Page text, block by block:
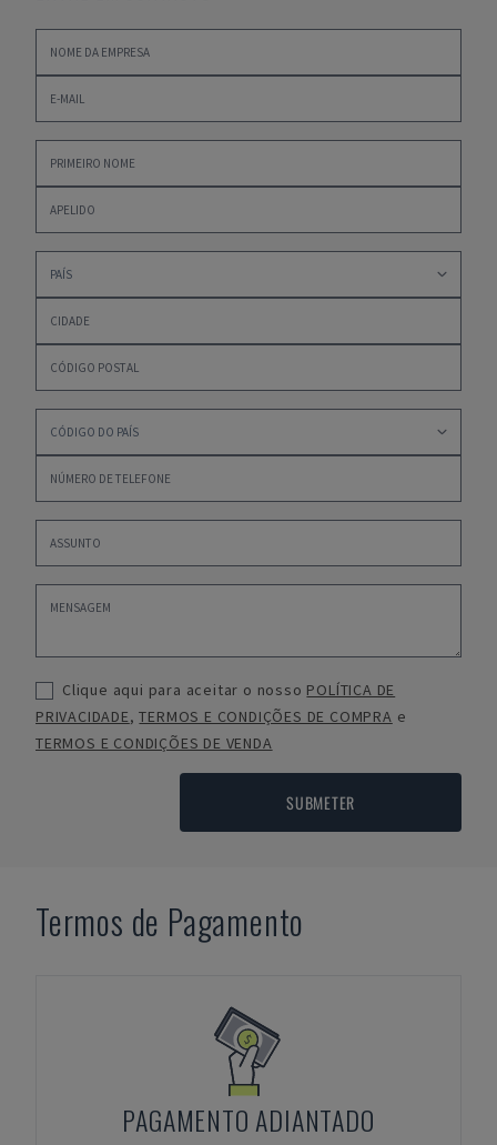
Clique aqui para aceitar o nosso POLÍTICA DE
PRIVACIDADE,TERMOS E CONDIÇÕES DE COMPRA e
TERMOS E CONDIÇÕES DE VENDA
SUBMETER
Termos de Pagamento
PAGAMENTO ADIANTADO